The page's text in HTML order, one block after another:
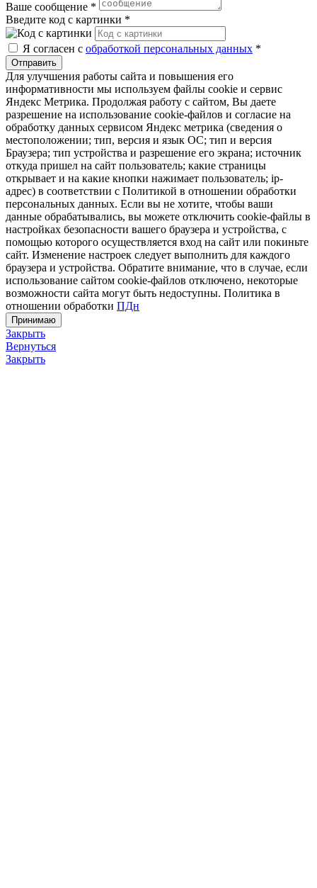
Ваше сообщение *
Введите код с картинки *
Я согласен с обработкой персональных данных *
Отправить
Для улучшения работы сайта и повышения его
информативности мы используем файлы cookie и сервис
Яндекс Метрика. Продолжая работу с сайтом, Вы даете
разрешение на использование cookie-файлов и согласие на
обработку данных сервисом Яндекс метрика (сведения о
местоположении; тип, версия и язык ОС; тип и версия
Браузера; тип устройства и разрешение его экрана; источник
откуда пришел на сайт пользователь; какие страницы
открывает и на какие кнопки нажимает пользователь; ip-
адрес) в соответствии с Политикой в отношении обработки
персональных данных. Если вы не хотите, чтобы ваши
данные обрабатывались, вы можете отключить cookie-файлы в
настройках безопасности вашего браузера и устройства, с
помощью которого осуществляется вход на сайт или покиньте
сайт. Изменение настроек следует выполнить для каждого
браузера и устройства. Обратите внимание, что в случае, если
использование сайтом cookie-файлов отключено, некоторые
возможности сайта могут быть недоступны. Политика в
отношении обработки ПДн
Принимаю
Закрыть
Вернуться
Закрыть